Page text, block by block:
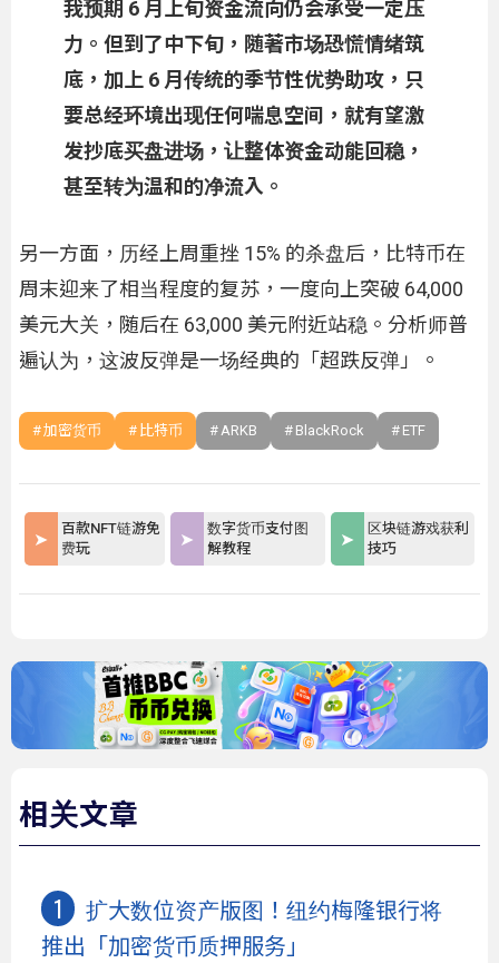
我预期 6 月上旬资金流向仍会承受一定压
力。但到了中下旬，随著市场恐慌情绪筑
底，加上 6 月传统的季节性优势助攻，只
要总经环境出现任何喘息空间，就有望激
发抄底买盘进场，让整体资金动能回稳，
甚至转为温和的净流入。
另一方面，历经上周重挫 15% 的杀盘后，比特币在
周末迎来了相当程度的复苏，一度向上突破 64,000
美元大关，随后在 63,000 美元附近站稳。分析师普
遍认为，这波反弹是一场经典的「超跌反弹」。
加密货币 比特币 ARKB BlackRock ETF
百款NFT链游免
费玩
数字货币支付图
解教程
区块链游戏获利
技巧
相关文章
扩大数位资产版图！纽约梅隆银行将
推出「加密货币质押服务」